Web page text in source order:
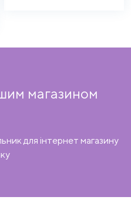
магазином
для інтернет магазину